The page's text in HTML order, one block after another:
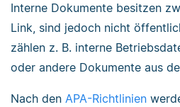
Interne Dokumente besitzen
Link, sind jedoch nicht
zählen z. B. interne
oder andere Dokumente aus
Nach den APA-Richtlinien